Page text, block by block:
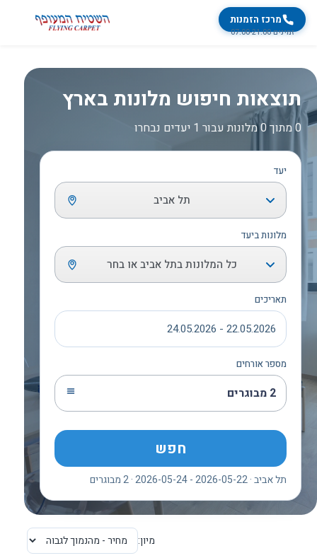
מרכז הזמנות
זמינים 07:00-21:00
תוצאות חיפוש מלונות בארץ
0 מתוך 0 מלונות עבור 1 יעדים נבחרו
יעד
תל אביב
מלונות ביעד
כל המלונות בתל אביב או בחר
תאריכים
22.05.2026 - 24.05.2026
מספר אורחים
2 מבוגרים
חפש
תל אביב · 2026-05-22 - 2026-05-24 · 2 מבוגרים
מיון: